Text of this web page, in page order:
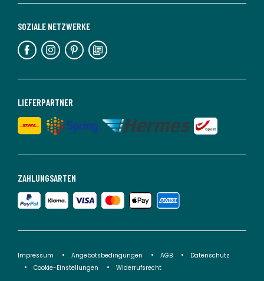
ZAHLUNGSARTEN
LIEFERPARTNER
SOZIALE NETZWERKE
Impressum Angebotsbedingungen AGB
Datenschutz
Cookie-Einstellungen
Widerrufsrecht